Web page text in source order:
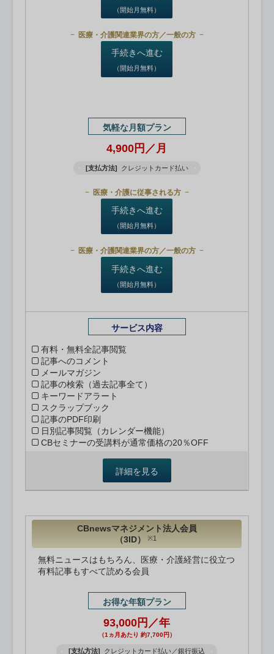
（開始月無料）
医療・介護関連業界の方／一般の方
手続きへ進む
（開始月無料）
気軽な月額プラン
4,900円／月
[支払方法] クレジットカード払い
医療・介護に従事される方
手続きへ進む
（開始月無料）
医療・介護関連業界の方／一般の方
手続きへ進む
（開始月無料）
サービス内容
有料・無料全記事閲覧
記事へのコメント
メールマガジン
記事の検索（過去記事全て）
キーワードアラート
スクラップブック
記事のPDF印刷
日別記事閲覧（カレンダー機能）
CBセミナーの受講料が通常価格の20％OFF
詳細を見る
CBnewsマネジメント法人会員
（3ID）
※1
無料ニュースはもちろん、医療・介護経営に役立つ
有料記事もすべて読める会員
お得な年額プラン
93,000円／年
（1ヵ月あたり 約7,700円）
[支払方法] クレジットカード払い／銀行振込